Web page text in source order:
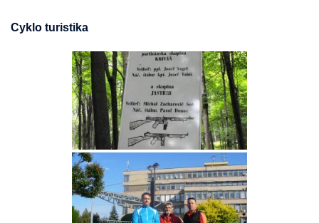
Cyklo turistika